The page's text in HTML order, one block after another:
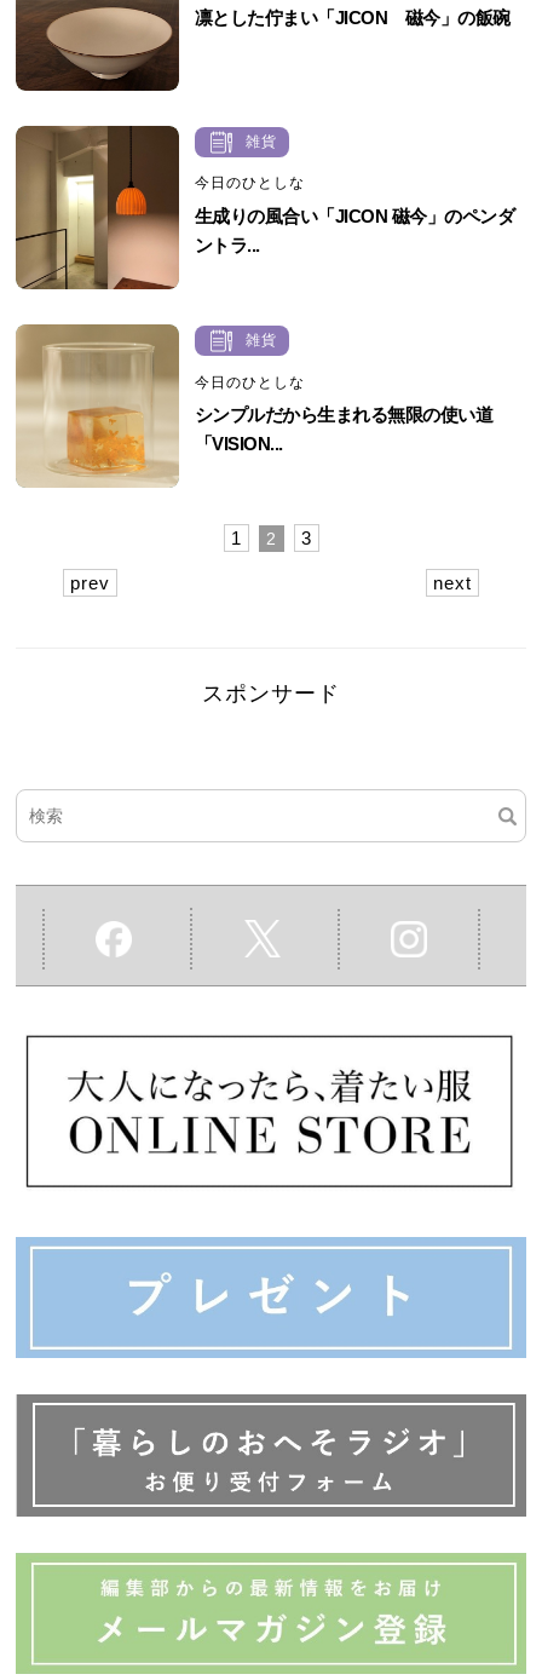
凛とした佇まい「JICON 磁今」の飯碗
雑貨
今日のひとしな
生成りの風合い「JICON 磁今」のペンダ
ントラ...
雑貨
今日のひとしな
シンプルだから生まれる無限の使い道
「VISION...
prev
1 2 3
next
スポンサード